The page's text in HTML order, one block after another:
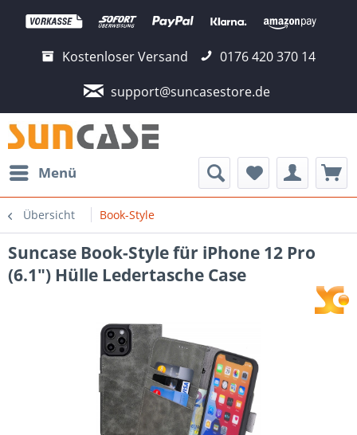
Kostenloser Versand
0176 420 370 14
support@suncasestore.de
Menü
Übersicht Book-Style
Suncase Book-Style für iPhone 12 Pro
(6.1") Hülle Ledertasche Case